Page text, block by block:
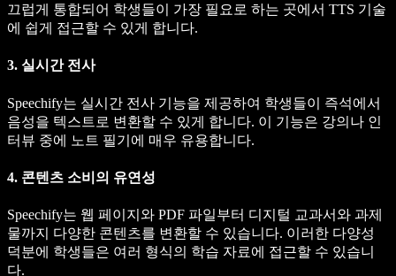
끄럽게 통합되어 학생들이 가장 필요로 하는 곳에서 TTS 기술
에 쉽게 접근할 수 있게 합니다.
3. 실시간 전사
Speechify는 실시간 전사 기능을 제공하여 학생들이 즉석에서
음성을 텍스트로 변환할 수 있게 합니다. 이 기능은 강의나 인
터뷰 중에 노트 필기에 매우 유용합니다.
4. 콘텐츠 소비의 유연성
Speechify는 웹 페이지와 PDF 파일부터 디지털 교과서와 과제
물까지 다양한 콘텐츠를 변환할 수 있습니다. 이러한 다양성
덕분에 학생들은 여러 형식의 학습 자료에 접근할 수 있습니
다.